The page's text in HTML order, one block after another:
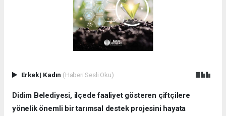
Erkek| Kadın (Haberi Sesli Oku)
Didim Belediyesi, ilçede faaliyet gösteren çiftçilere
yönelik önemli bir tarımsal destek projesini hayata